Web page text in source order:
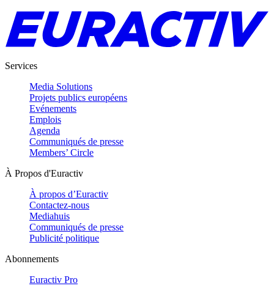
Services
Media Solutions
Projets publics européens
Evénements
Emplois
Agenda
Communiqués de presse
Members’ Circle
À Propos d'Euractiv
À propos d’Euractiv
Contactez-nous
Mediahuis
Communiqués de presse
Publicité politique
Abonnements
Euractiv Pro